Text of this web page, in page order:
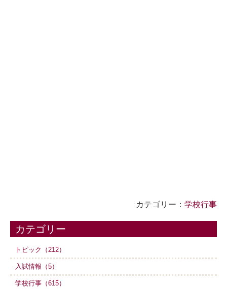
カテゴリー： 学校行事
カテゴリー
トピック（212）
入試情報（5）
学校行事（615）